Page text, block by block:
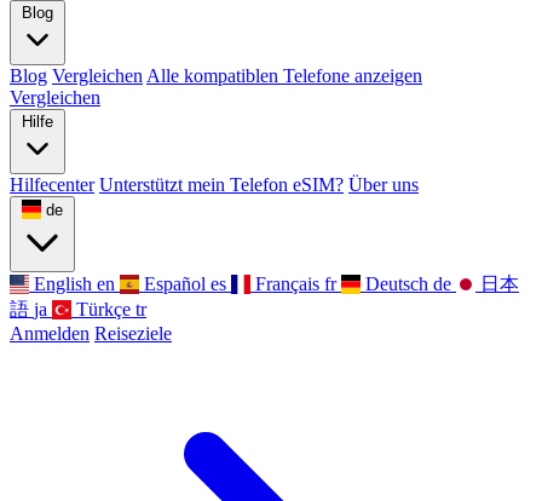
Blog
Blog Vergleichen Alle kompatiblen Telefone anzeigen
Vergleichen
Hilfe
Hilfecenter Unterstützt mein Telefon eSIM? Über uns
de
English en Español es Français fr Deutsch de
日本
語 ja Türkçe tr
Anmelden Reiseziele